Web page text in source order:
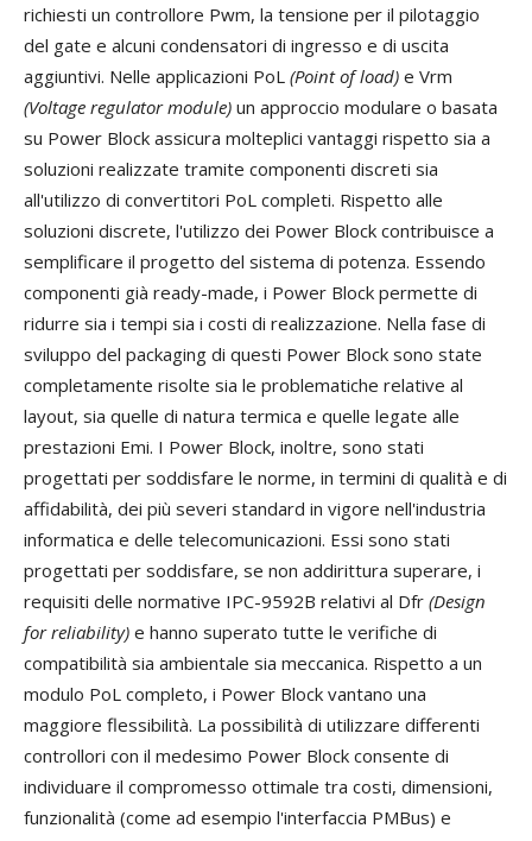
richiesti un controllore Pwm, la tensione per il pilotaggio
del gate e alcuni condensatori di ingresso e di uscita
aggiuntivi. Nelle applicazioni PoL (Point of load) e Vrm
(Voltage regulator module) un approccio modulare o basata
su Power Block assicura molteplici vantaggi rispetto sia a
soluzioni realizzate tramite componenti discreti sia
all'utilizzo di convertitori PoL completi. Rispetto alle
soluzioni discrete, l'utilizzo dei Power Block contribuisce a
semplificare il progetto del sistema di potenza. Essendo
componenti già ready-made, i Power Block permette di
ridurre sia i tempi sia i costi di realizzazione. Nella fase di
sviluppo del packaging di questi Power Block sono state
completamente risolte sia le problematiche relative al
layout, sia quelle di natura termica e quelle legate alle
prestazioni Emi. I Power Block, inoltre, sono stati
progettati per soddisfare le norme, in termini di qualità e di
affidabilità, dei più severi standard in vigore nell'industria
informatica e delle telecomunicazioni. Essi sono stati
progettati per soddisfare, se non addirittura superare, i
requisiti delle normative IPC-9592B relativi al Dfr (Design
for reliability) e hanno superato tutte le verifiche di
compatibilità sia ambientale sia meccanica. Rispetto a un
modulo PoL completo, i Power Block vantano una
maggiore flessibilità. La possibilità di utilizzare differenti
controllori con il medesimo Power Block consente di
individuare il compromesso ottimale tra costi, dimensioni,
funzionalità (come ad esempio l'interfaccia PMBus) e